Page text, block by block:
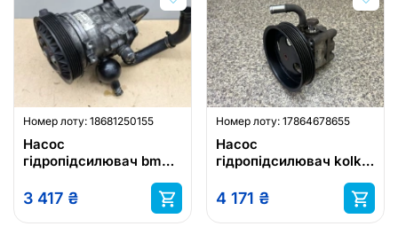
Номер лоту: 18681250155
Насос
гідропідсилювач bmw
3 417 ₴
Номер лоту: 17864678655
Насос
гідропідсилювач kolko
vitara 2 ii 1.9 ddis hitachi
4 171 ₴